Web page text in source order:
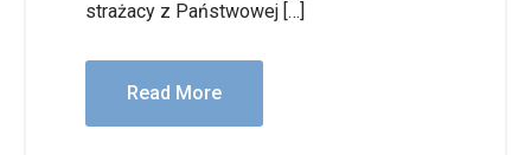
strażacy z Państwowej […]
Read More